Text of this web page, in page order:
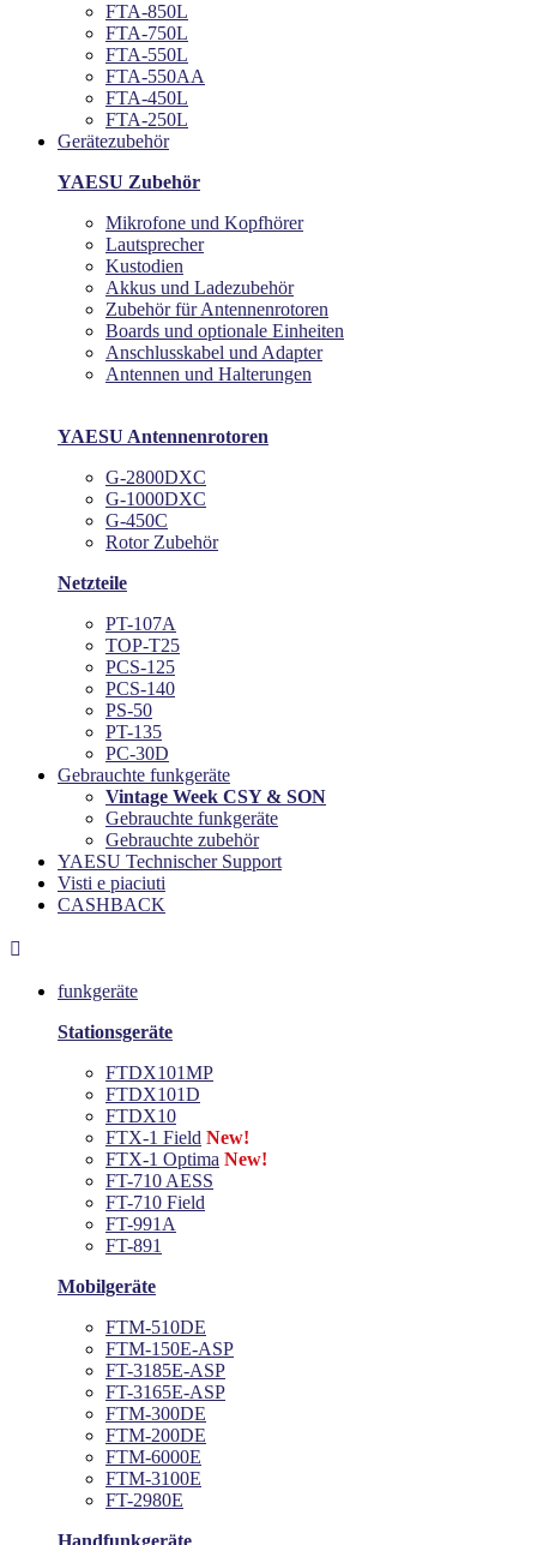
FTA-850L
FTA-750L
FTA-550L
FTA-550AA
FTA-450L
FTA-250L
Gerätezubehör
YAESU Zubehör
Mikrofone und Kopfhörer
Lautsprecher
Kustodien
Akkus und Ladezubehör
Zubehör für Antennenrotoren
Boards und optionale Einheiten
Anschlusskabel und Adapter
Antennen und Halterungen
YAESU Antennenrotoren
G-2800DXC
G-1000DXC
G-450C
Rotor Zubehör
Netzteile
PT-107A
TOP-T25
PCS-125
PCS-140
PS-50
PT-135
PC-30D
Gebrauchte funkgeräte
Vintage Week CSY & SON
Gebrauchte funkgeräte
Gebrauchte zubehör
YAESU Technischer Support
Visti e piaciuti
CASHBACK

funkgeräte
Stationsgeräte
FTDX101MP
FTDX101D
FTDX10
FTX-1 Field New!
FTX-1 Optima New!
FT-710 AESS
FT-710 Field
FT-991A
FT-891
Mobilgeräte
FTM-510DE
FTM-150E-ASP
FT-3185E-ASP
FT-3165E-ASP
FTM-300DE
FTM-200DE
FTM-6000E
FTM-3100E
FT-2980E
Handfunkgeräte